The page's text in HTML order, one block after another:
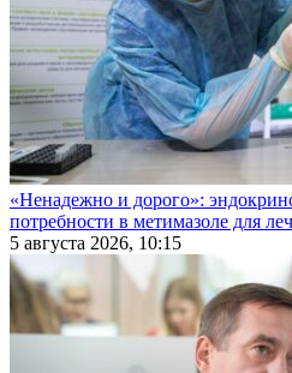
«Ненадежно и дорого»:
потребности в метимазоле для
5 августа 2026, 10:15